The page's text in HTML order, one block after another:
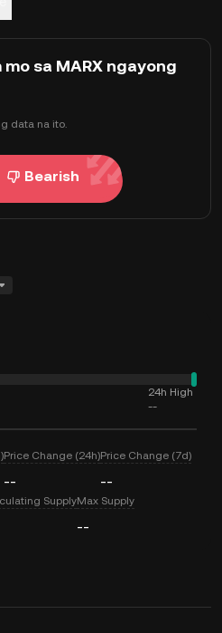
sa MARX ngayong
data na ito.
Bearish
24h High
--
Price Change (24h)
--
Price Change (7d)
--
SupplyMax Supply
--